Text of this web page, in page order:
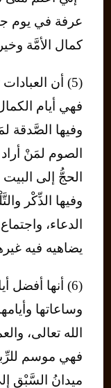
عرفة في يوم
كمال الأمَّة
(5) أن
فهي أيام
وفيها الصَّدقة
الصوم لمَنْ
الحجُّ إلى
وفيها الذِّكْر
الدعاء،
يضاهيه فيه
(6) أنها أفضل
وساعاتها
الله تعالى،
فهي موسم
ميدانُ السَّبْق